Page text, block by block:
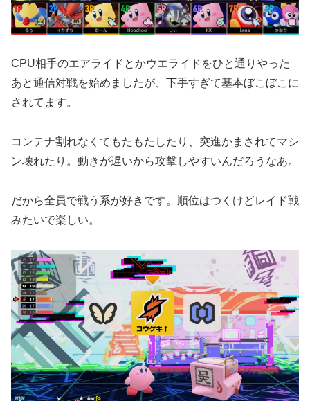
CPU相手のエアライドとかウエライドをひと通りやった
あと通信対戦を始めましたが、下手すぎて基本ぼこぼこに
されてます。
コンテナ割れなくてもたもたしたり、突進かまされてマシ
ン壊れたり。動きが遅いから攻撃しやすいんだろうなあ。
だから全員で戦う系が好きです。順位はつくけどレイド戦
みたいで楽しい。